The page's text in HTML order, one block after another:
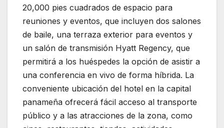
20,000 pies cuadrados de espacio para
reuniones y eventos, que incluyen dos salones
de baile, una terraza exterior para eventos y
un salón de transmisión Hyatt Regency, que
permitirá a los huéspedes la opción de asistir a
una conferencia en vivo de forma híbrida. La
conveniente ubicación del hotel en la capital
panameña ofrecerá fácil acceso al transporte
público y a las atracciones de la zona, como